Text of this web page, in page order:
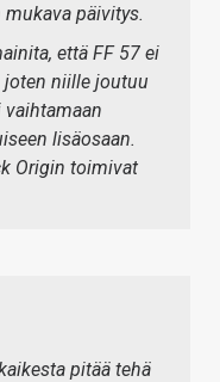
päivitys.
että FF 57 ei
joten niille joutuu
lisäosaan.
Origin toimivat
pitää tehä